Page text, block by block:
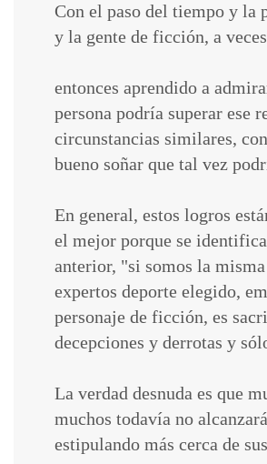
Con el paso del tiempo y la
y la gente de ficción, a
entonces aprendido a
persona podría superar ese
circunstancias similares,
bueno soñar que tal vez
En general, estos logros
el mejor porque se
anterior, "si somos la
expertos deporte elegido,
personaje de ficción, es
decepciones y derrotas y
La verdad desnuda es que
muchos todavía no
estipulando más cerca de